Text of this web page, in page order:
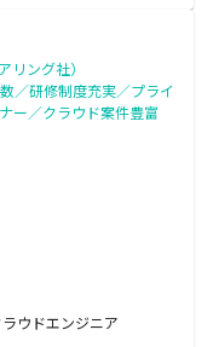
リング社）
／研修制度充実／プライ
ー／クラウド案件豊富
ウドエンジニア